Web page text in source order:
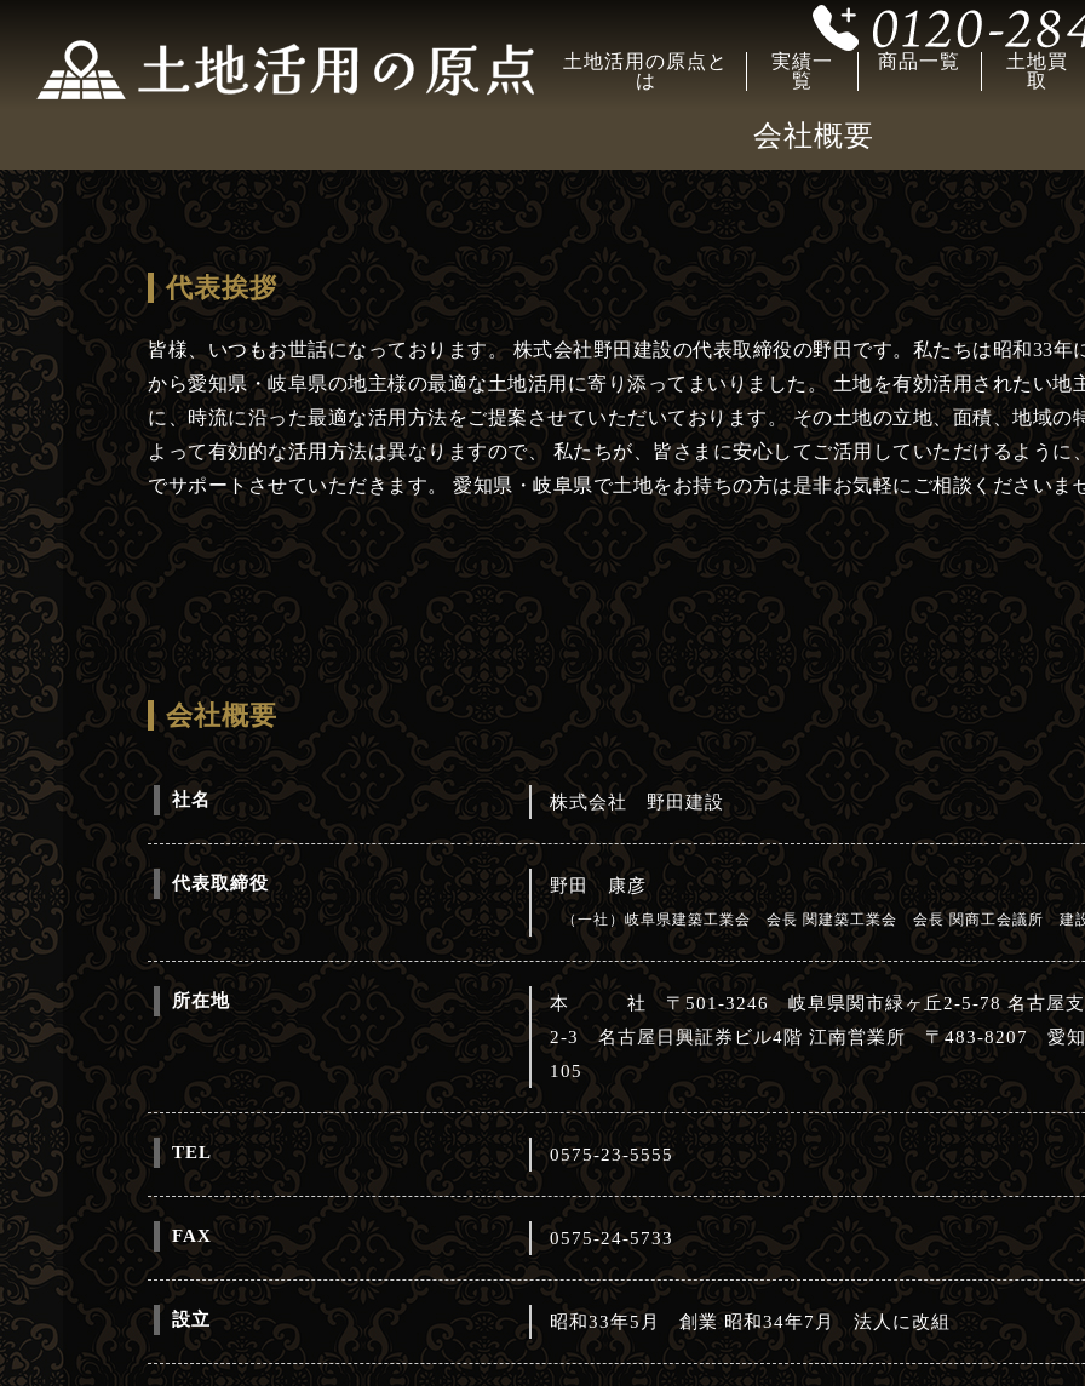
土地活用の原点と
は
実績一
覧
商品一覧
土地買
取
会社概要
代表挨拶
皆様、いつもお世話になっております。 株式会社野田建設の代表取締役の野田です。私たちは昭和33年
から愛知県・岐阜県の地主様の最適な土地活用に寄り添ってまいりました。 土地を有効活用されたい地
に、時流に沿った最適な活用方法をご提案させていただいております。 その土地の立地、面積、地域の
よって有効的な活用方法は異なりますので、 私たちが、皆さまに安心してご活用していただけるように
でサポートさせていただきます。 愛知県・岐阜県で土地をお持ちの方は是非お気軽にご相談くださいま
会社概要
社名 株式会社 野田建設
代表取締役 野田 康彦
（一社）岐阜県建築工業会 会長 関建築工業会 会長 関商工会議所 建
所在地
本 社 〒501-3246 岐阜県関市緑ヶ丘2-5-78 名古屋支
2-3 名古屋日興証券ビル4階 江南営業所 〒483-8207 愛
105
TEL 0575-23-5555
FAX 0575-24-5733
設立 昭和33年5月 創業 昭和34年7月 法人に改組